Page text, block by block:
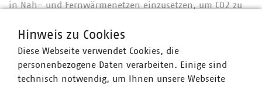
in Nah- und Fernwärmenetzen einzusetzen, um CO2 zu
hinaus erschwert der Gesetzentwurf den notwendigen
Ausbau der Kraft-Wärme-Kopplung, insbesondere durch
eine praxisferne Ausgestaltung der Wasserstofffähigkeit
für KWK-Anlagen. Diese Anlagen sind jedoch notwendig,
Hinweis zu Cookies
Diese Webseite verwendet Cookies, die
personenbezogene Daten verarbeiten. Einige sind
technisch notwendig, um Ihnen unsere Webseite